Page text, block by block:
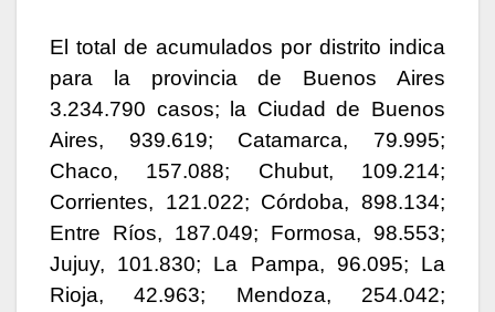
El total de acumulados por distrito indica
para la provincia de Buenos Aires
3.234.790 casos; la Ciudad de Buenos
Aires, 939.619; Catamarca, 79.995;
Chaco, 157.088; Chubut, 109.214;
Corrientes, 121.022; Córdoba, 898.134;
Entre Ríos, 187.049; Formosa, 98.553;
Jujuy, 101.830; La Pampa, 96.095; La
Rioja, 42.963; Mendoza, 254.042;